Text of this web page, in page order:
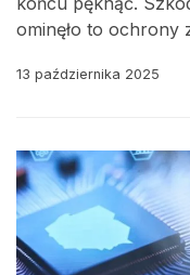
ominęło to ochrony
13 października 2025